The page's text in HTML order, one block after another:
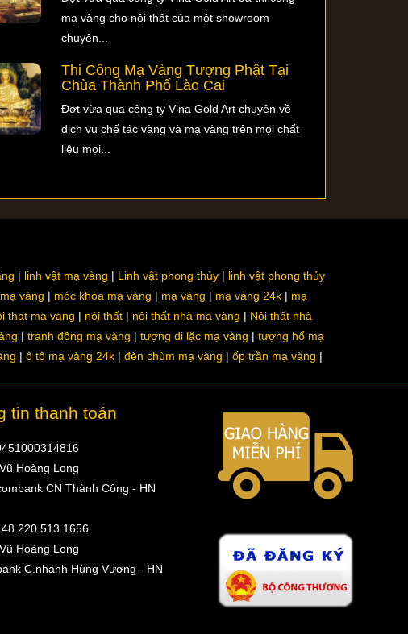
mạ vàng cho nội thất của một showroom
chuyên...
Thi Công Mạ Vàng Tượng Phật Tại
Chùa Thành Phố Lào Cai
Đợt vừa qua công ty Vina Gold Art chuyên về
dịch vụ chế tác vàng và mạ vàng trên mọi chất
liệu mọi...
linh vật mạ vàng Linh vật phong thủy
linh vật phong thủy
vàng móc khóa mạ vàng mạ vàng mạ vàng 24k
mạ
that ma vang nội thất nội thất nhà mạ vàng
Nội thất nhà
tranh đồng mạ vàng tượng di lặc mạ vàng
tượng hổ mạ
ô tô mạ vàng 24k đèn chùm mạ vàng ốp trần mạ vàng
tin thanh toán
Hoàng Long
CN Thành Công - HN
Hoàng Long
C.nhánh Hùng Vương - HN